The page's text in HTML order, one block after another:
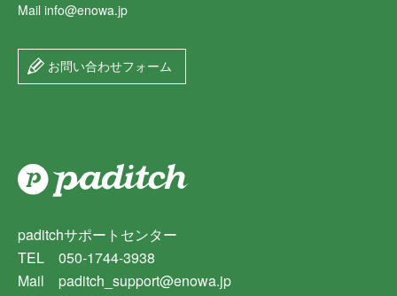
Mail info@enowa.jp
お問い合わせフォーム
paditchサポートセンター
TEL 050-1744-3938
Mail paditch_support@enowa.jp